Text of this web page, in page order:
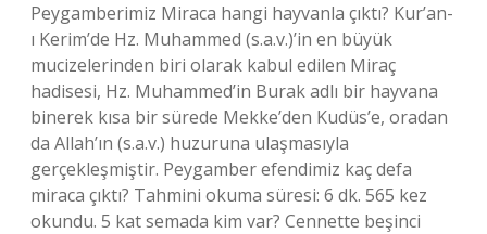
Peygamberimiz Miraca hangi hayvanla çıktı? Kur’an-
ı Kerim’de Hz. Muhammed (s.a.v.)’in en büyük
mucizelerinden biri olarak kabul edilen Miraç
hadisesi, Hz. Muhammed’in Burak adlı bir hayvana
binerek kısa bir sürede Mekke’den Kudüs’e, oradan
da Allah’ın (s.a.v.) huzuruna ulaşmasıyla
gerçekleşmiştir. Peygamber efendimiz kaç defa
miraca çıktı? Tahmini okuma süresi: 6 dk. 565 kez
okundu. 5 kat semada kim var? Cennette beşinci